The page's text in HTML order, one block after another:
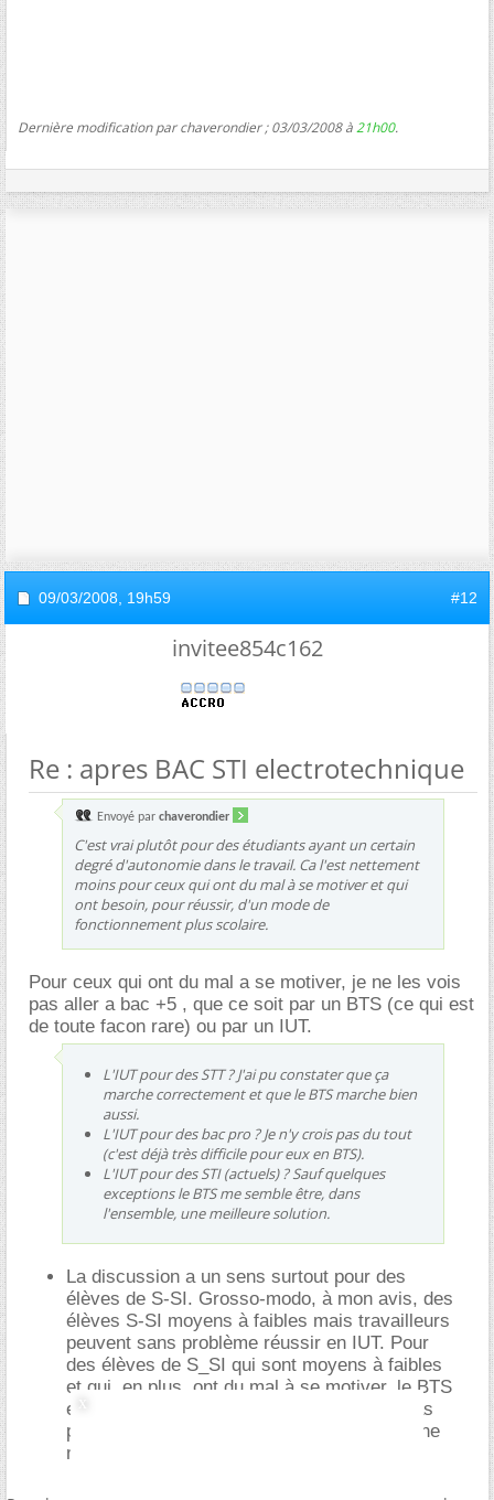
Dernière modification par chaverondier ; 03/03/2008 à21h00.
09/03/2008, 19h59 #12
invitee854c162
Re : apres BAC STI electrotechnique
Envoyé par chaverondier
C'est vrai plutôt pour des étudiants ayant un certain
degré d'autonomie dans le travail. Ca l'est nettement
moins pour ceux qui ont du mal à se motiver et qui
ont besoin, pour réussir, d'un mode de
fonctionnement plus scolaire.
Pour ceux qui ont du mal a se motiver, je ne les vois
pas aller a bac +5 , que ce soit par un BTS (ce qui est
de toute facon rare) ou par un IUT.
L'IUT pour des STT ? J'ai pu constater que ça
marche correctement et que le BTS marche bien
aussi.
L'IUT pour des bac pro ? Je n'y crois pas du tout
(c'est déjà très difficile pour eux en BTS).
L'IUT pour des STI (actuels) ? Sauf quelques
exceptions le BTS me semble être, dans
l'ensemble, une meilleure solution.
La discussion a un sens surtout pour des
élèves de S-SI. Grosso-modo, à mon avis, des
élèves S-SI moyens à faibles mais travailleurs
peuvent sans problème réussir en IUT. Pour
des élèves de S_SI qui sont moyens à faibles
et qui, en plus, ont du mal à se motiver, le BTS
est, dans l'ensemble (chaque cas est un cas
particulier, il ne faut pas trop généraliser) une
meilleure solution d'après moi.